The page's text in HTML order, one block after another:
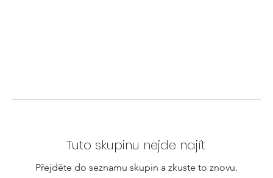
Tuto skupinu nejde najít.
Přejděte do seznamu skupin a zkuste to znovu.